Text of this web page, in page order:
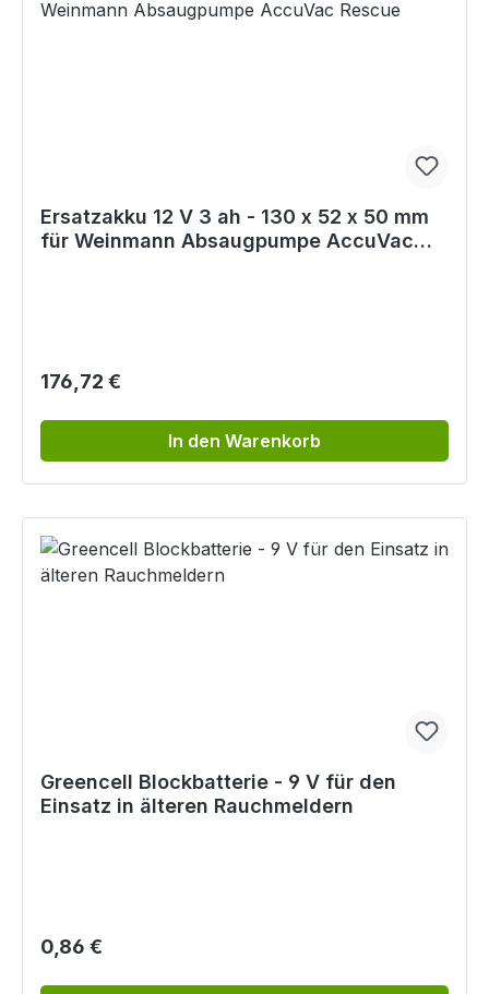
Ersatzakku 12 V 3 ah - 130 x 52 x 50 mm
für Weinmann Absaugpumpe AccuVac
Regulärer Preis:
176,72 €
In den Warenkorb
Greencell Blockbatterie - 9 V für den
Einsatz in älteren Rauchmeldern
Regulärer Preis:
0,86 €